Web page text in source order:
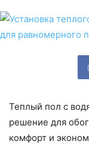
Теплый пол с
решение для
комфорт и